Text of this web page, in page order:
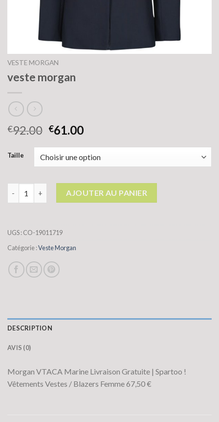
VESTE MORGAN
veste morgan
€92.00 €61.00
Taille
quantité de veste morganAJOUTER AU PANIER
UGS :CO-19011719
Catégorie :Veste Morgan
DESCRIPTION
AVIS (0)
Morgan VTACA Marine Livraison Gratuite | Spartoo !
Vêtements Vestes / Blazers Femme 67,50 €